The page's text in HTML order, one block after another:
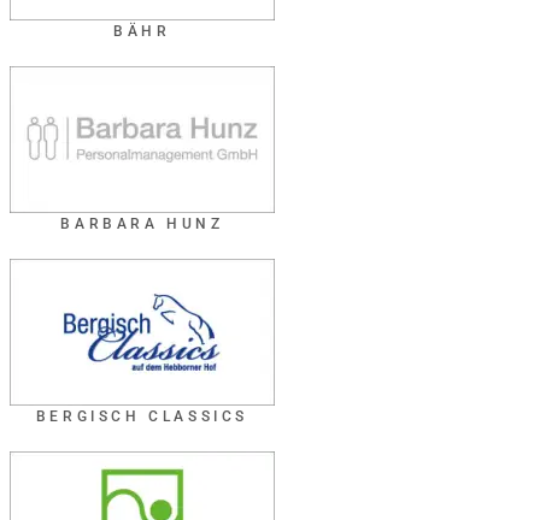
BÄHR
BARBARA HUNZ
BERGISCH CLASSICS